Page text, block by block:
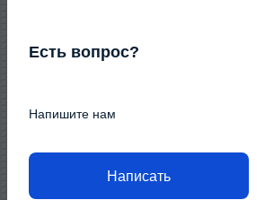
Есть вопрос?
Напишите нам
Написать